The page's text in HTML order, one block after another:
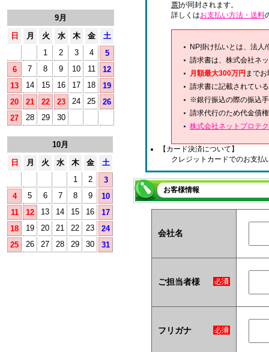
9月
日
月 火 水 木 金
土
1
2 3 4
5
6
7 8 9 10 11
12
13
14 15 16 17 18
19
20
21 22 23 24 25
26
27
28 29 30
10月
日
月 火 水 木 金
土
1
2
3
4
5 6 7 8 9
10
11
12 13 14 15 16
17
18
19 20 21 22 23
24
25
26 27 28 29 30 31
票]が同封されます。
詳しくはお支払い方法・送料
NP掛け払いとは、法人
請求書は、株式会社ネ
月額最大300万円 まで
請求書に記載されてい
※銀行振込の際の振込
請求代行のため代金債
株式会社ネットプロテ
【カード決済について】
クレジットカードでのお支払
お客様情報
会社名
ご担当者様
フリガナ